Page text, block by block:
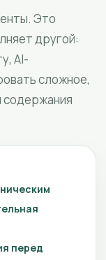
Это
другой:
AI-
сложное,
содержания
перед